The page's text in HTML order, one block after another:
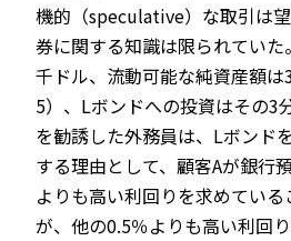
機的（speculative）な取引は
券に関する知識は限られてい
千ドル、流動可能な純資産額
5）、Lボンドへの投資はその3
を勧誘した外務員は、Lボンド
する理由として、顧客Aが銀行
よりも高い利回りを求めてい
が、他の0.5％よりも高い利回